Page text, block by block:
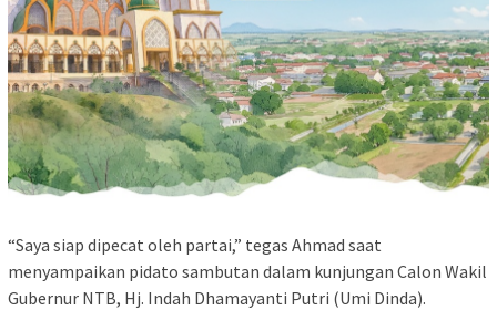
“Saya siap dipecat oleh partai,” tegas Ahmad saat
menyampaikan pidato sambutan dalam kunjungan Calon Wakil
Gubernur NTB, Hj. Indah Dhamayanti Putri (Umi Dinda).